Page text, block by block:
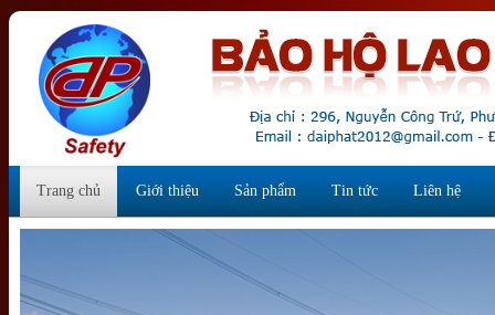
Trang chủ Giới thiệu Sản phẩm Tin tức Liên hệ